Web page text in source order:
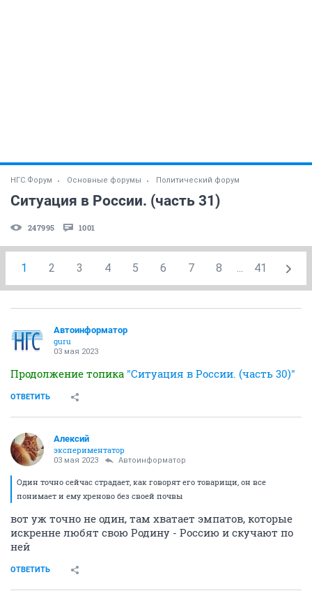
НГС.Форум Основные форумы Политический форум
Ситуация в России. (часть 31)
247995 1001
1 2 3 4 5 6 7 8 ... 41
Автоинформатор
guru
03 мая 2023
Продолжение топика "Ситуация в России. (часть 30)"
ОТВЕТИТЬ
Алексий
экспериментатор
03 мая 2023 Автоинформатор
Один точно сейчас страдает, как говорят его товарищи, он все
понимает и ему хреново без своей почвы
вот уж точно не один, там хватает эмпатов, которые
искренне любят свою Родину - Россию и скучают по
ней
ОТВЕТИТЬ